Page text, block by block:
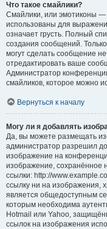
Что такое смайлики?
Смайлики, или эмотиконы —
использованы для
означает грусть. Полный
создания сообщений.
могут сделать сообщение
отредактировать ваше
Администратор
смайликов, которое можно
Вернуться к началу
Могу ли я добавлять
Да, вы можете размещать
администратор разрешил
изображение на
изображение, сохранённое
ссылки: http://
ссылку ни на изображения,
является общедоступным
которым необходима
Hotmail или Yahoo,
ссылок на изображения